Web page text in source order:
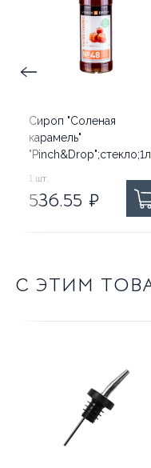
Сироп "Соленая
карамель"
"Pinch&Drop";стекло;1л
536.55
1 шт.
536.55 ₽
С ЭТИМ